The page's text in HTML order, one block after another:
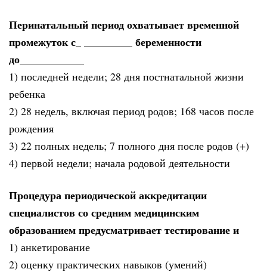
Перинатальный период охватывает временной
промежуток с_ _________ беременности
до____________
1) последней недели; 28 дня постнатальной жизни
ребенка
2) 28 недель, включая период родов; 168 часов после
рождения
3) 22 полных недель; 7 полного дня после родов (+)
4) первой недели; начала родовой деятельности
Процедура периодической аккредитации
специалистов со средним медицинским
образованием предусматривает тестирование и
1) анкетирование
2) оценку практических навыков (умений)